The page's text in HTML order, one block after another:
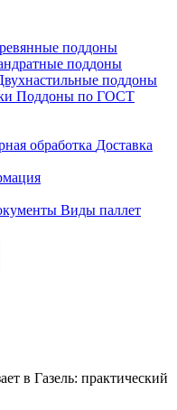
поддоны
поддоны
поддоны
Поддоны по ГОСТ
обработка Доставка
Виды паллет
в Газель: практический